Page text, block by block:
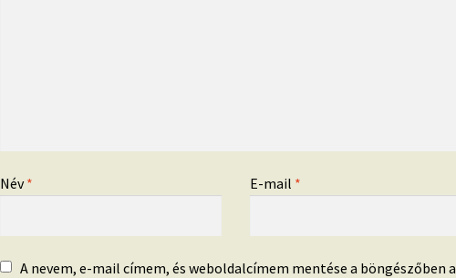
Név* E-mail *
A nevem, e-mail címem, és weboldalcímem mentése a böngészőben a